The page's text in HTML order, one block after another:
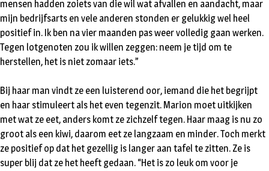
mensen hadden zoiets van die wil wat afvallen en aandacht, maar
mijn bedrijfsarts en vele anderen stonden er gelukkig wel heel
positief in. Ik ben na vier maanden pas weer volledig gaan werken.
Tegen lotgenoten zou ik willen zeggen: neem je tijd om te
herstellen, het is niet zomaar iets.”
Bij haar man vindt ze een luisterend oor, iemand die het begrijpt
en haar stimuleert als het even tegenzit. Marion moet uitkijken
met wat ze eet, anders komt ze zichzelf tegen. Haar maag is nu zo
groot als een kiwi, daarom eet ze langzaam en minder. Toch merkt
ze positief op dat het gezellig is langer aan tafel te zitten. Ze is
super blij dat ze het heeft gedaan. “Het is zo leuk om voor je